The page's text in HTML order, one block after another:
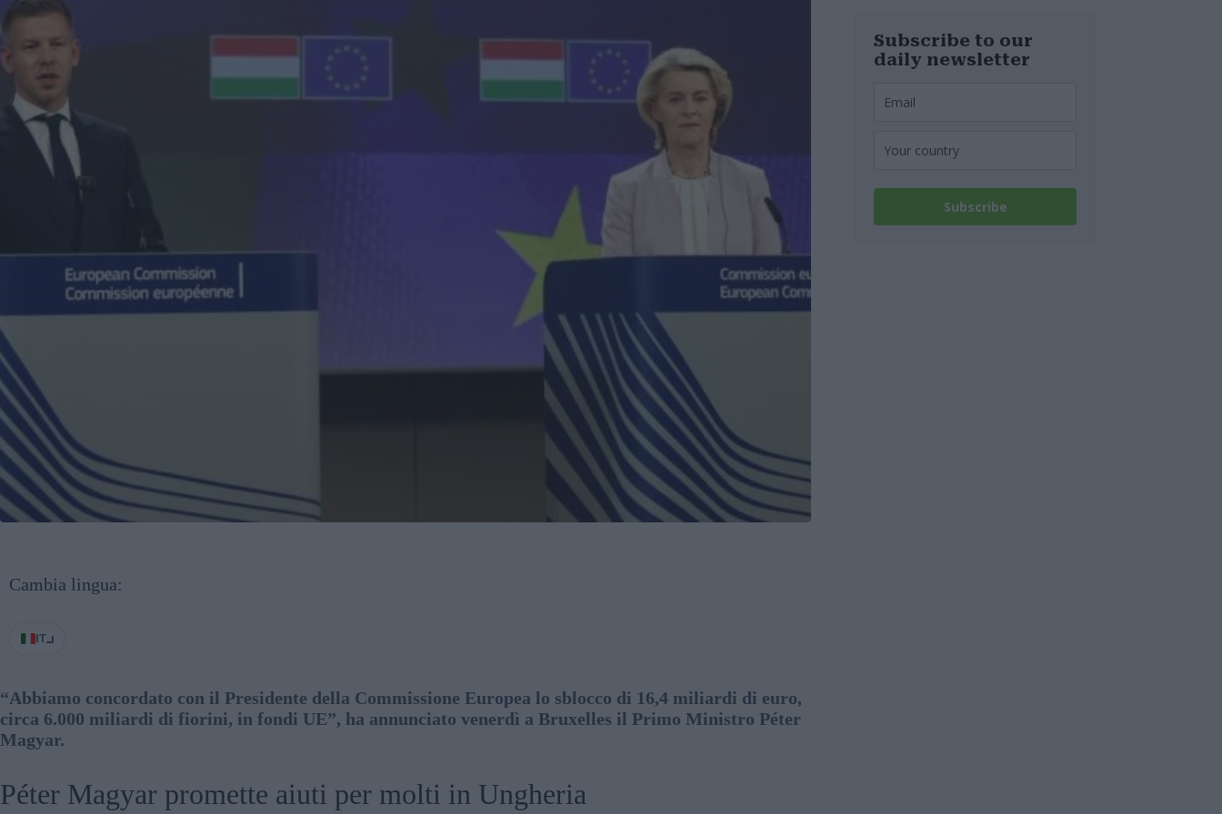
Cambia lingua:
IT
“Abbiamo concordato con il Presidente della Commissione Europea lo sblocco di 16,4 miliardi di euro,
circa 6.000 miliardi di fiorini, in fondi UE”, ha annunciato venerdì a Bruxelles il Primo Ministro Péter
Magyar.
Péter Magyar promette aiuti per molti in Ungheria
Subscribe to our
daily newsletter
Subscribe